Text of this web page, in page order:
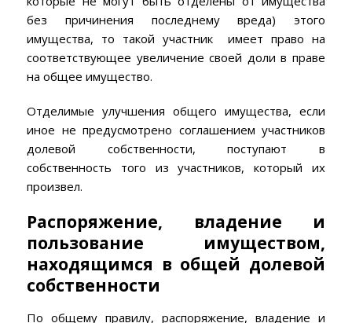
без причинения последнему вреда) этого
имущества, то такой участник имеет право на
соответствующее увеличение своей доли в праве
на общее имущество.
Отделимые улучшения общего имущества, если
иное не предусмотрено соглашением участников
долевой собственности, поступают в
собственность того из участников, который их
произвел.
Распоряжение, владение и
пользование имуществом,
находящимся в общей долевой
собственности
По общему правилу, распоряжение, владение и